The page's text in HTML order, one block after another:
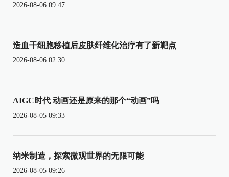
2026-08-06 09:47
造血干细胞移植后皮肤纤维化治疗有了新靶点
2026-08-06 02:30
AIGC时代 动画还是原来的那个“动画”吗
2026-08-05 09:33
纳米制造，探索微观世界的无限可能
2026-08-05 09:26